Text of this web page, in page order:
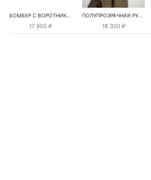
БОМБЕР С ВОРОТНИКОМ-СТОЙКОЙ
17 900 ₽
ПОЛУПРОЗРАЧНАЯ РУБАШКА С РОМАШКАМИ
18 300 ₽